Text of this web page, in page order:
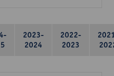
2023-
2024
2022-
2023